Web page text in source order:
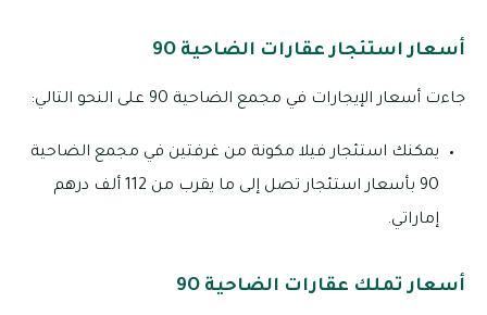
أسعار استئجار عقارات الضاحية 9O
جاءت أسعار الإيجارات في مجمع الضاحية 9O على النحو التالي:
يمكنك استئجار فيلا مكونة من غرفتين في مجمع الضاحية
9O بأسعار استئجار تصل إلى ما يقرب من 112 ألف درهم
إماراتي.
أسعار تملك عقارات الضاحية 9O